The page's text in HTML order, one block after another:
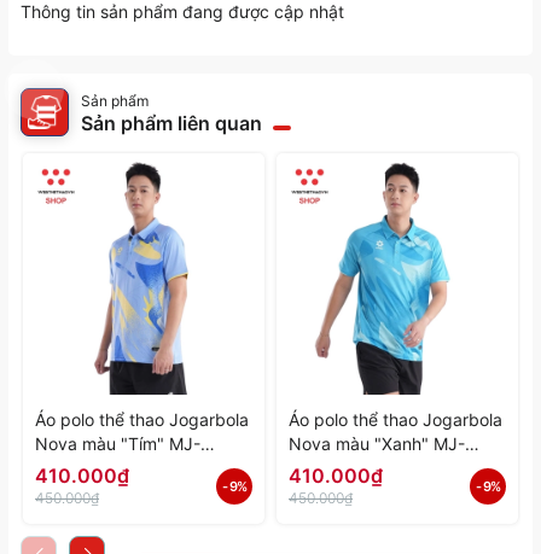
Thông tin sản phẩm đang được cập nhật
Sản phẩm
Sản phẩm liên quan
Áo polo thể thao Jogarbola
Nova màu "Tím" MJ-
A4197-04 - Hàng Chính
Hãng
410.000₫
450.000₫
- 9%
Áo polo thể thao Jogarbola
Nova màu "Xanh" MJ-
A4197-03 - Hàng Chính
Hãng
410.000₫
450.000₫
- 9%